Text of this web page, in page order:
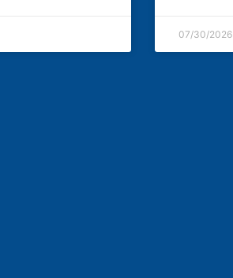
07/30/2026